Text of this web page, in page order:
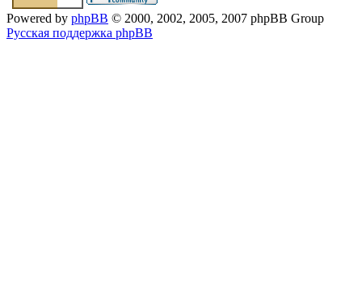
Powered by phpBB © 2000, 2002, 2005, 2007 phpBB Group
Русская поддержка phpBB